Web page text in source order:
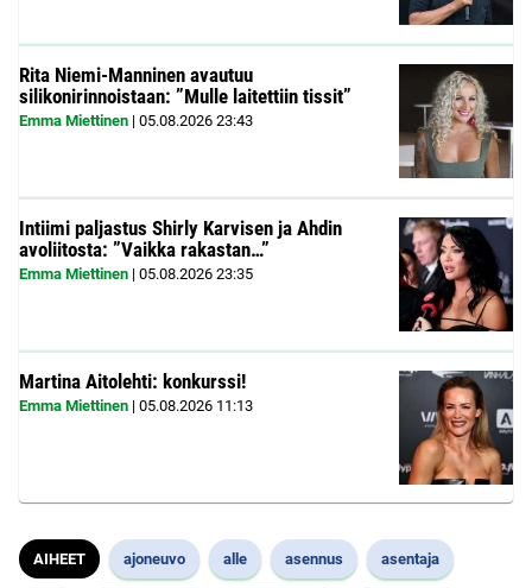
Rita Niemi-Manninen avautuu
silikonirinnoistaan: ”Mulle laitettiin tissit”
Emma Miettinen | 05.08.2026 23:43
Intiimi paljastus Shirly Karvisen ja Ahdin
avoliitosta: ”Vaikka rakastan…”
Emma Miettinen | 05.08.2026 23:35
Martina Aitolehti: konkurssi!
Emma Miettinen | 05.08.2026 11:13
AIHEET ajoneuvo alle asennus asentaja